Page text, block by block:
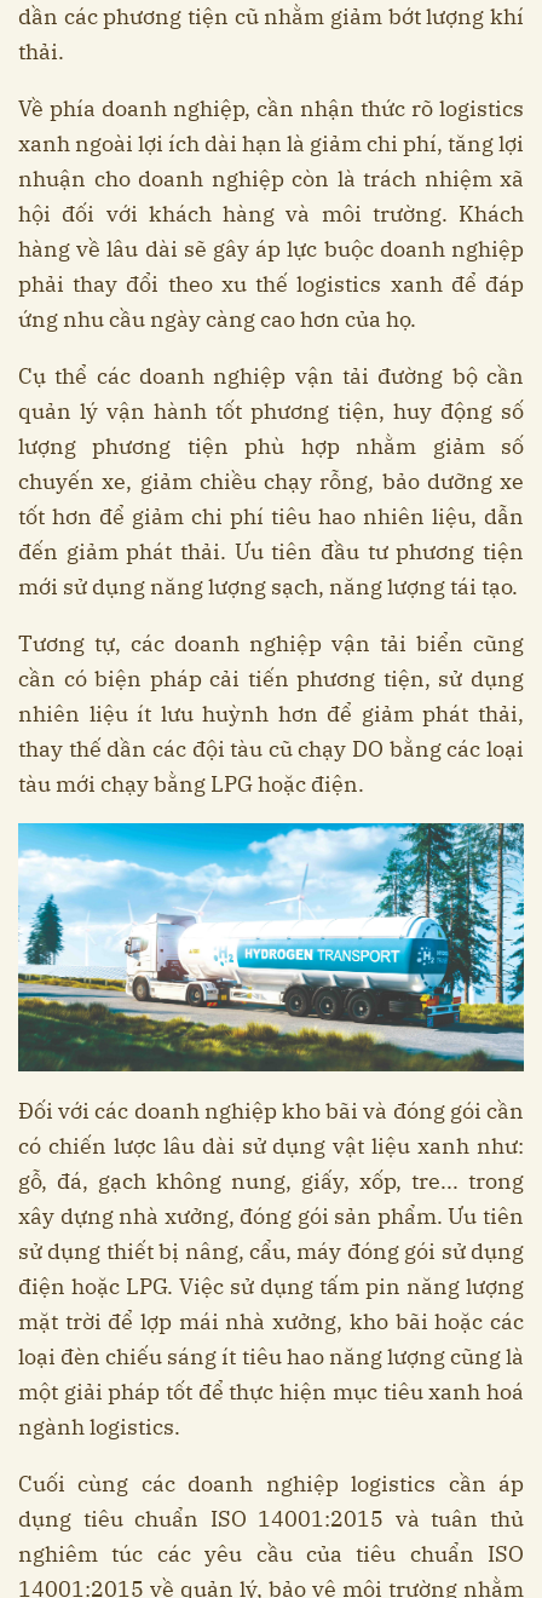
dần các phương tiện cũ nhằm giảm bớt lượng khí
thải.
Về phía doanh nghiệp, cần nhận thức rõ logistics
xanh ngoài lợi ích dài hạn là giảm chi phí, tăng lợi
nhuận cho doanh nghiệp còn là trách nhiệm xã
hội đối với khách hàng và môi trường. Khách
hàng về lâu dài sẽ gây áp lực buộc doanh nghiệp
phải thay đổi theo xu thế logistics xanh để đáp
ứng nhu cầu ngày càng cao hơn của họ.
Cụ thể các doanh nghiệp vận tải đường bộ cần
quản lý vận hành tốt phương tiện, huy động số
lượng phương tiện phù hợp nhằm giảm số
chuyến xe, giảm chiều chạy rỗng, bảo dưỡng xe
tốt hơn để giảm chi phí tiêu hao nhiên liệu, dẫn
đến giảm phát thải. Ưu tiên đầu tư phương tiện
mới sử dụng năng lượng sạch, năng lượng tái tạo.
Tương tự, các doanh nghiệp vận tải biển cũng
cần có biện pháp cải tiến phương tiện, sử dụng
nhiên liệu ít lưu huỳnh hơn để giảm phát thải,
thay thế dần các đội tàu cũ chạy DO bằng các loại
tàu mới chạy bằng LPG hoặc điện.
Đối với các doanh nghiệp kho bãi và đóng gói cần
có chiến lược lâu dài sử dụng vật liệu xanh như:
gỗ, đá, gạch không nung, giấy, xốp, tre... trong
xây dựng nhà xưởng, đóng gói sản phẩm. Ưu tiên
sử dụng thiết bị nâng, cẩu, máy đóng gói sử dụng
điện hoặc LPG. Việc sử dụng tấm pin năng lượng
mặt trời để lợp mái nhà xưởng, kho bãi hoặc các
loại đèn chiếu sáng ít tiêu hao năng lượng cũng là
một giải pháp tốt để thực hiện mục tiêu xanh hoá
ngành logistics.
Cuối cùng các doanh nghiệp logistics cần áp
dụng tiêu chuẩn ISO 14001:2015 và tuân thủ
nghiêm túc các yêu cầu của tiêu chuẩn ISO
14001:2015 về quản lý, bảo vệ môi trường nhằm